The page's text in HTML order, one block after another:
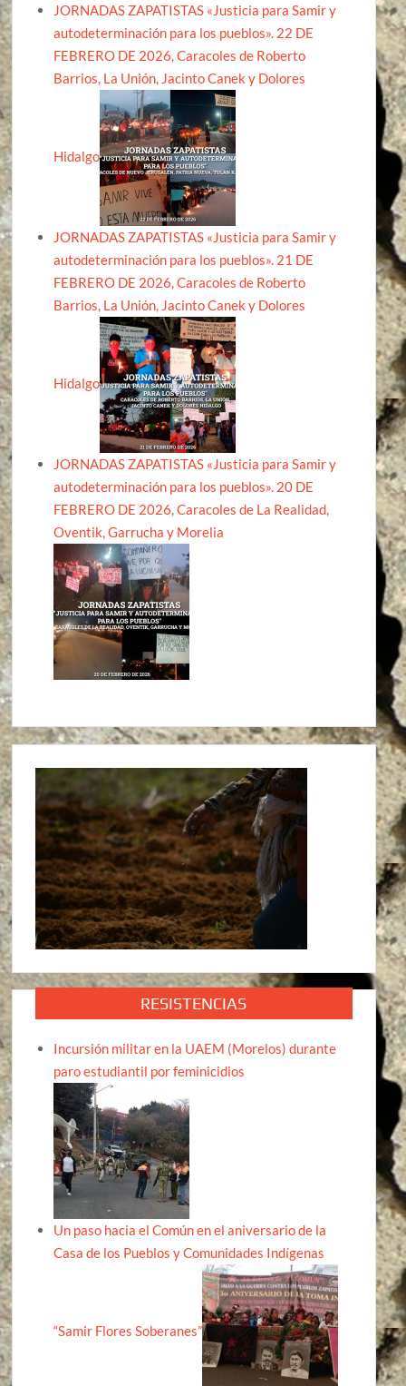
JORNADAS ZAPATISTAS «Justicia para Samir y
autodeterminación para los pueblos». 22 DE
FEBRERO DE 2026, Caracoles de Roberto
Barrios, La Unión, Jacinto Canek y Dolores
Hidalgo
JORNADAS ZAPATISTAS «Justicia para Samir y
autodeterminación para los pueblos». 21 DE
FEBRERO DE 2026, Caracoles de Roberto
Barrios, La Unión, Jacinto Canek y Dolores
Hidalgo
JORNADAS ZAPATISTAS «Justicia para Samir y
autodeterminación para los pueblos». 20 DE
FEBRERO DE 2026, Caracoles de La Realidad,
Oventik, Garrucha y Morelia
RESISTENCIAS
Incursión militar en la UAEM (Morelos) durante
paro estudiantil por feminicidios
Un paso hacia el Común en el aniversario de la
Casa de los Pueblos y Comunidades Indígenas
“Samir Flores Soberanes”